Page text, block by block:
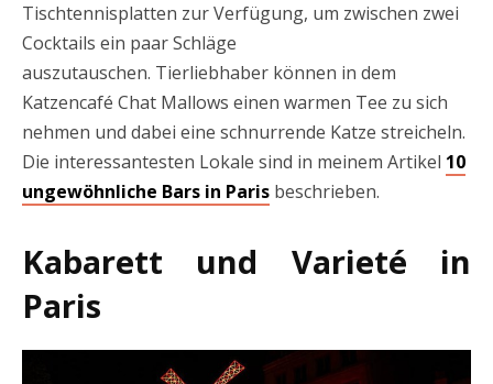
Tischtennisplatten zur Verfügung, um zwischen zwei
Cocktails ein paar Schläge
auszutauschen. Tierliebhaber können in dem
Katzencafé Chat Mallows einen warmen Tee zu sich
nehmen und dabei eine schnurrende Katze streicheln.
Die interessantesten Lokale sind in meinem Artikel 10
ungewöhnliche Bars in Paris beschrieben.
Kabarett und Varieté in
Paris